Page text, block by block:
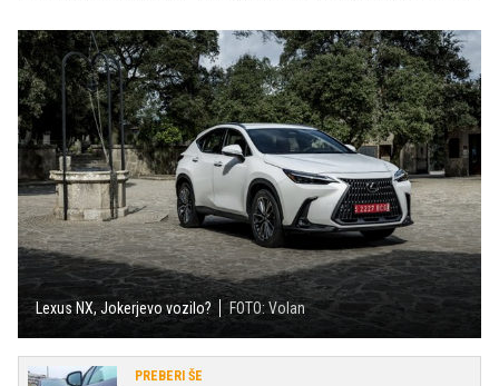
Lexus NX, Jokerjevo vozilo? FOTO: Volan
PREBERI ŠE